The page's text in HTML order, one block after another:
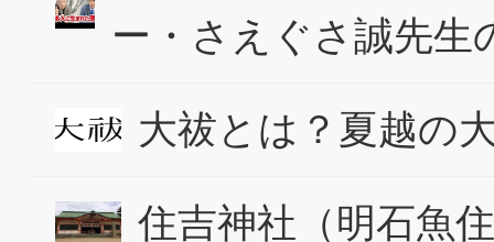
ー・さえぐさ誠先生
大祓とは？夏越の
住吉神社（明石魚